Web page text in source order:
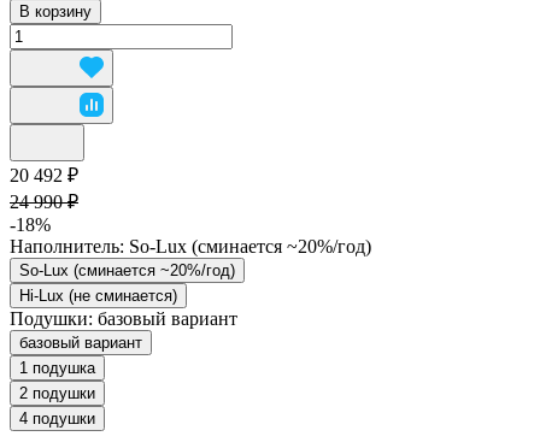
В корзину
20 492 ₽
24 990 ₽
-18%
Наполнитель: So-Lux (cминается ~20%/год)
So-Lux (cминается ~20%/год)
Hi-Lux (не сминается)
Подушки: базовый вариант
базовый вариант
1 подушка
2 подушки
4 подушки